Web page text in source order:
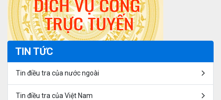
TIN TỨC
Tin điều tra của nước ngoài
Tin điều tra của Việt Nam